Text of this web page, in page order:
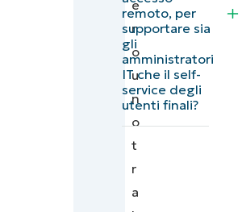
Punteggi
finali e
riepilogo
delle
e
r
o
u
n
o
t
r
a
remoto, per
supportare sia
gli
amministratori
IT che il self-
service degli
utenti finali?